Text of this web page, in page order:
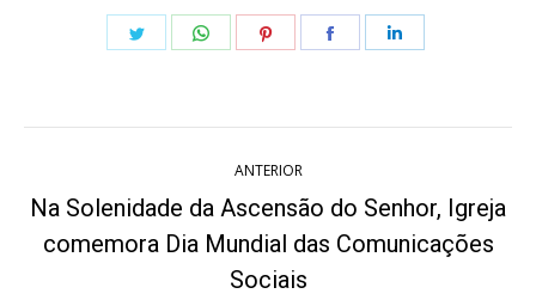
Share
Share
Share
Share
de
post:
ANTERIOR
Post
anterior:
Na Solenidade da Ascensão do Senhor, Igreja
comemora Dia Mundial das Comunicações
Sociais